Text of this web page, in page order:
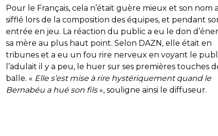
Pour le Français, cela n’était guère mieux et son nom
sifflé lors de la composition des équipes, et pendant
entrée en jeu. La réaction du public a eu le don
sa mère au plus haut point. Selon DAZN, elle était en
tribunes et a eu un fou rire nerveux en voyant le
l’adulait il y a peu, le huer sur ses premières touches
balle. « Elle s’est mise à rire hystériquement quand le
Bernabéu a hué son fils», souligne ainsi le diffuseur.